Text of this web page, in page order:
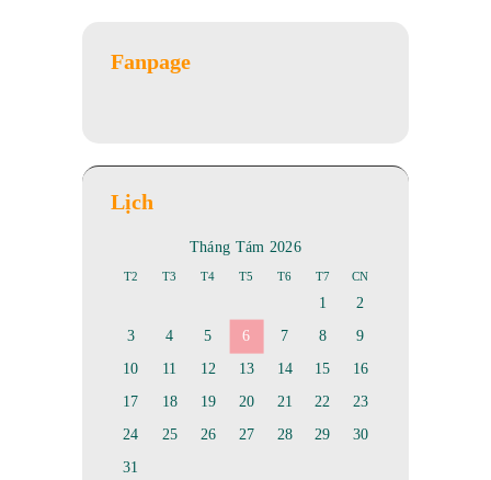
Fanpage
Lịch
Tháng Tám 2026
T2 T3 T4 T5 T6 T7 CN
1
2
3
4 5 6 7 8
9
10
11 12 13 14 15
16
17
18 19 20 21 22
23
24
25 26 27 28 29
30
31